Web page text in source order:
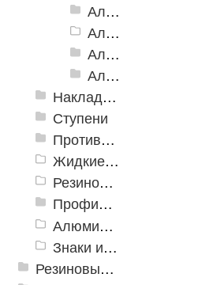
Алюминиевый угол-порог с двойной резиновой вставкой АУ-68
Алюминиевый угол-порог АУ-72
Алюминиевый угол-порог с тройной резиновой вставкой АУ-98
Алюминиевый угол-порог с пятью резиновыми вставками АУ-160
Накладки противоскользящие резиновые
Ступени
Противоскользящие ленты
Жидкие противоскользящие средства
Резиновый профиль с алюминиевой вставкой «NoSlip»
Профили закладные
Алюминиевый профиль для ленты
Знаки из полистирола для разметки пола
Резиновые и ПВХ дорожки